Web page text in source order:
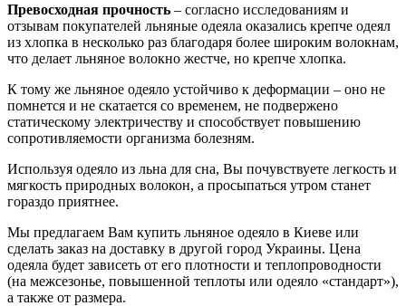
Превосходная прочность – согласно исследованиям и
отзывам покупателей льняные одеяла оказались крепче одеял
из хлопка в несколько раз благодаря более широким волокнам,
что делает льняное волокно жестче, но крепче хлопка.
К тому же льняное одеяло устойчиво к деформации – оно не
помнется и не скатается со временем, не подвержено
статическому электричеству и способствует повышению
сопротивляемости организма болезням.
Используя одеяло из льна для сна, Вы почувствуете легкость и
мягкость природных волокон, а просыпаться утром станет
гораздо приятнее.
Мы предлагаем Вам купить льняное одеяло в Киеве или
сделать заказ на доставку в другой город Украины. Цена
одеяла будет зависеть от его плотности и теплопроводности
(на межсезонье, повышенной теплоты или одеяло «стандарт»),
а также от размера.